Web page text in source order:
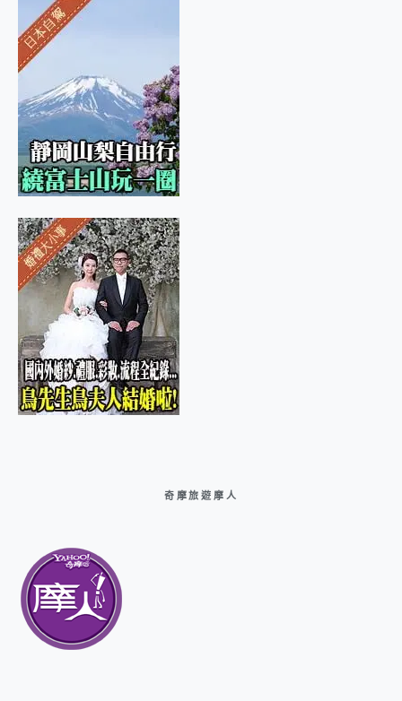
奇摩旅遊摩人